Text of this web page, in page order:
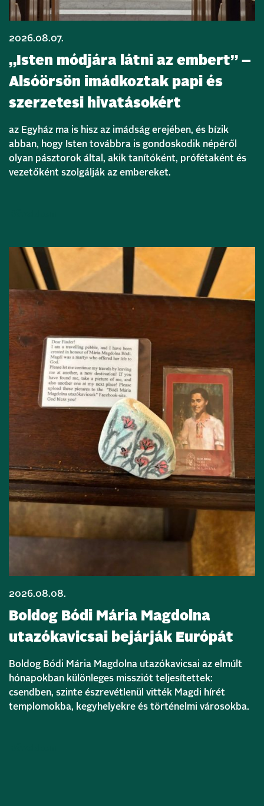
2026.08.07.
„Isten módjára látni az embert” –
Alsóörsön imádkoztak papi és
szerzetesi hivatásokért
az Egyház ma is hisz az imádság erejében, és bízik
abban, hogy Isten továbbra is gondoskodik népéről
olyan pásztorok által, akik tanítóként, prófétaként és
vezetőként szolgálják az embereket.
2026.08.08.
Boldog Bódi Mária Magdolna
utazókavicsai bejárják Európát
Boldog Bódi Mária Magdolna utazókavicsai az elmúlt
hónapokban különleges missziót teljesítettek:
csendben, szinte észrevétlenül vitték Magdi hírét
templomokba, kegyhelyekre és történelmi városokba.